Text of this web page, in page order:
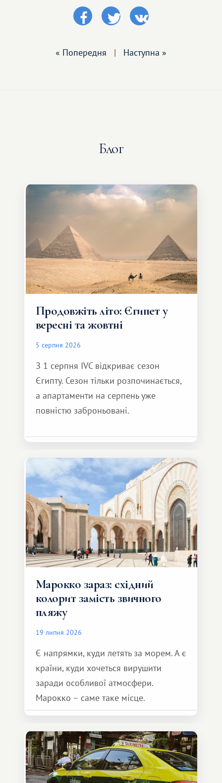
« Попередня | Наступна »
Блог
Продовжіть літо: Єгипет у
вересні та жовтні
5 серпня 2026
З 1 серпня IVC відкриває сезон
Єгипту. Сезон тільки розпочинається,
а апартаменти на серпень уже
повністю заброньовані.
Марокко зараз: східний
колорит замість звичного
пляжу
19 липня 2026
Є напрямки, куди летять за морем. А є
країни, куди хочеться вирушити
заради особливої ​​атмосфери.
Марокко – саме таке місце.